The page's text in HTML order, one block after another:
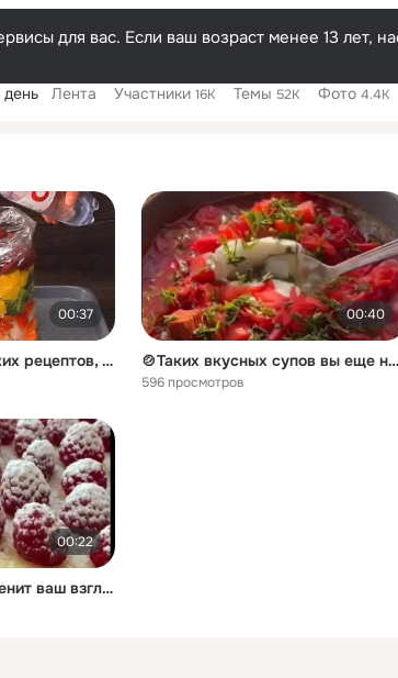
для вас. Если ваш возраст менее 13 лет,
Лента Участники 16K Темы 52K Фото 4.4K
00:37
Тут полно офицерских рецептов, которые можно приготовить за 5 минут
00:40
🍲Таких вкусных супов вы еще не пробовали
596 просмотров
00:22
Канал, который изменит ваш взгляд на приготовление блюд (2)